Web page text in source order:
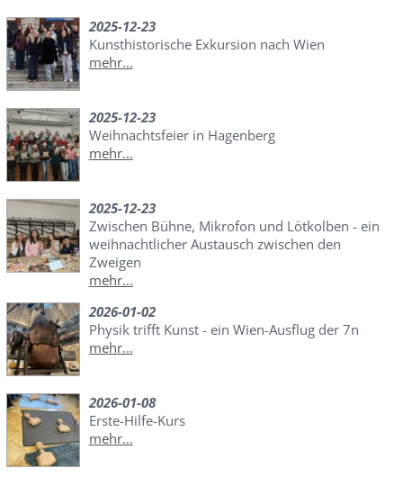
2025-12-23
Kunsthistorische Exkursion nach Wien
mehr...
2025-12-23
Weihnachtsfeier in Hagenberg
mehr...
2025-12-23
Zwischen Bühne, Mikrofon und Lötkolben - ein
weihnachtlicher Austausch zwischen den
Zweigen
mehr...
2026-01-02
Physik trifft Kunst - ein Wien-Ausflug der 7n
mehr...
2026-01-08
Erste-Hilfe-Kurs
mehr...